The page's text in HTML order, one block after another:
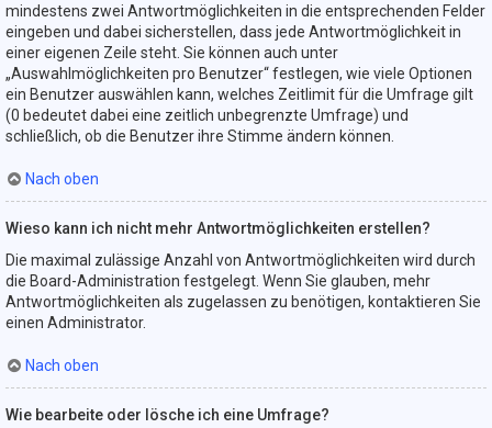
mindestens zwei Antwortmöglichkeiten in die entsprechenden Felder
eingeben und dabei sicherstellen, dass jede Antwortmöglichkeit in
einer eigenen Zeile steht. Sie können auch unter
„Auswahlmöglichkeiten pro Benutzer“ festlegen, wie viele Optionen
ein Benutzer auswählen kann, welches Zeitlimit für die Umfrage gilt
(0 bedeutet dabei eine zeitlich unbegrenzte Umfrage) und
schließlich, ob die Benutzer ihre Stimme ändern können.
Nach oben
Wieso kann ich nicht mehr Antwortmöglichkeiten erstellen?
Die maximal zulässige Anzahl von Antwortmöglichkeiten wird durch
die Board-Administration festgelegt. Wenn Sie glauben, mehr
Antwortmöglichkeiten als zugelassen zu benötigen, kontaktieren Sie
einen Administrator.
Nach oben
Wie bearbeite oder lösche ich eine Umfrage?